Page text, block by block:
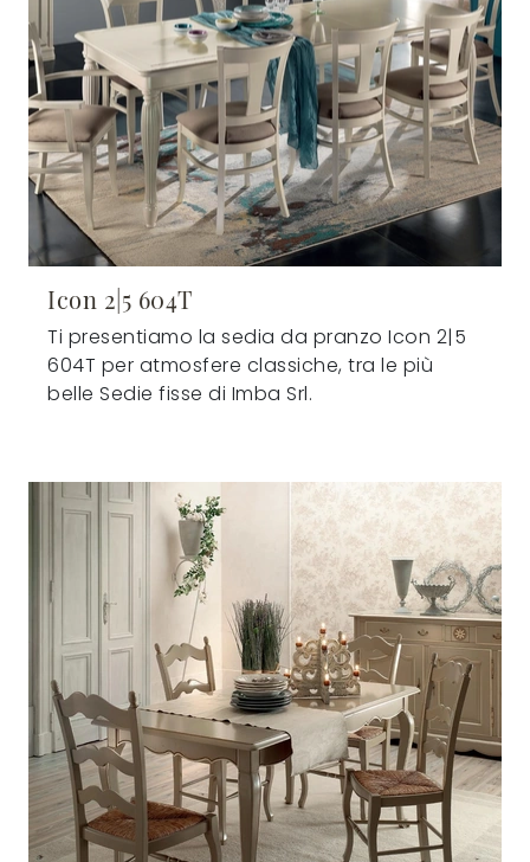
Icon 2|5 604T
Ti presentiamo la sedia da pranzo Icon 2|5
604T per atmosfere classiche, tra le più
belle Sedie fisse di Imba Srl.